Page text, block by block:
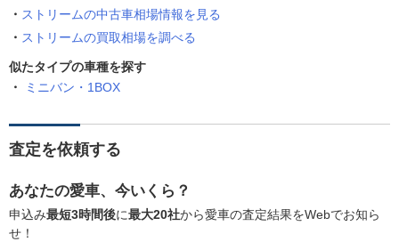
ストリームの中古車相場情報を見る
ストリームの買取相場を調べる
似たタイプの車種を探す
ミニバン・1BOX
査定を依頼する
あなたの愛車、今いくら？
申込み最短3時間後に最大20社から愛車の査定結果をWebでお知ら
せ！